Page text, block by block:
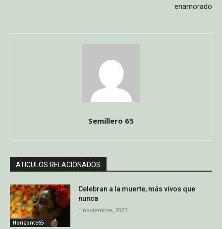
enamorado
Semillero 65
ATICULOS RELACIONADOS
Horizonte65
Celebran a la muerte, más vivos que
nunca
1 noviembre, 2025